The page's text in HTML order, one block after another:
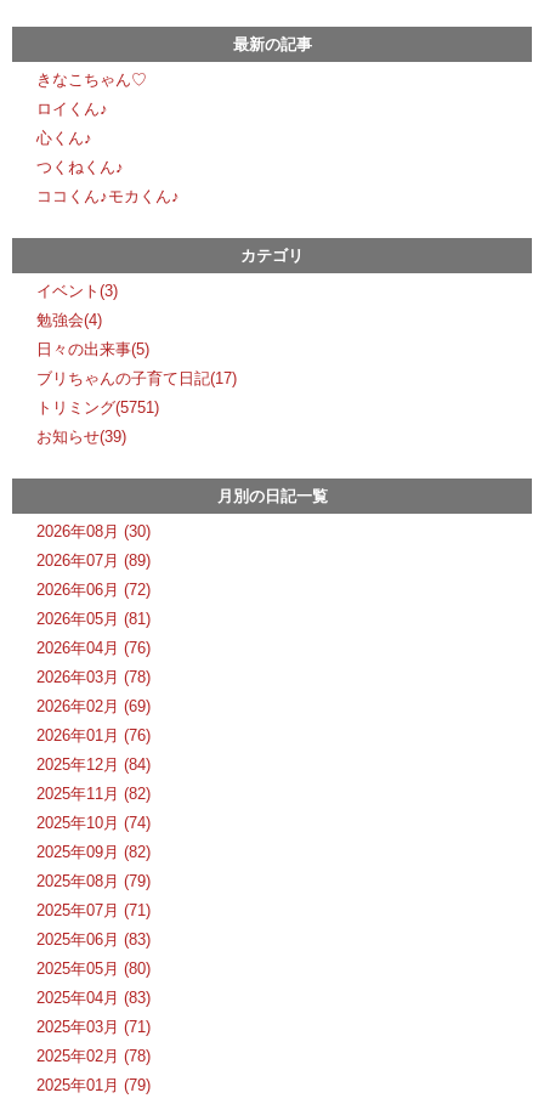
最新の記事
きなこちゃん♡
ロイくん♪
心くん♪
つくねくん♪
ココくん♪モカくん♪
カテゴリ
イベント(3)
勉強会(4)
日々の出来事(5)
ブリちゃんの子育て日記(17)
トリミング(5751)
お知らせ(39)
月別の日記一覧
2026年08月 (30)
2026年07月 (89)
2026年06月 (72)
2026年05月 (81)
2026年04月 (76)
2026年03月 (78)
2026年02月 (69)
2026年01月 (76)
2025年12月 (84)
2025年11月 (82)
2025年10月 (74)
2025年09月 (82)
2025年08月 (79)
2025年07月 (71)
2025年06月 (83)
2025年05月 (80)
2025年04月 (83)
2025年03月 (71)
2025年02月 (78)
2025年01月 (79)